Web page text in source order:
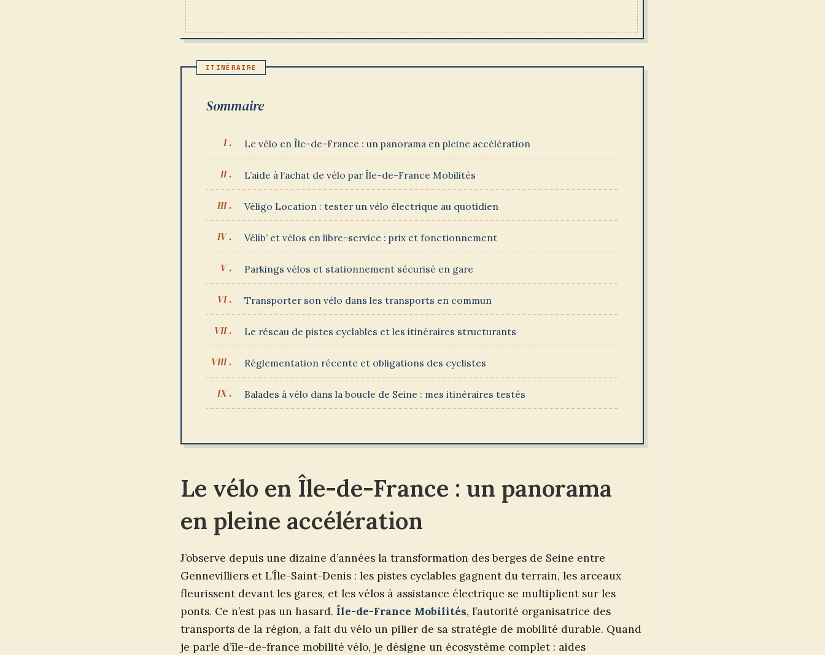
Sommaire
Le vélo en Île-de-France : un panorama en pleine accélération
L’aide à l’achat de vélo par Île-de-France Mobilités
Véligo Location : tester un vélo électrique au quotidien
Vélib’ et vélos en libre-service : prix et fonctionnement
Parkings vélos et stationnement sécurisé en gare
Transporter son vélo dans les transports en commun
Le réseau de pistes cyclables et les itinéraires structurants
Réglementation récente et obligations des cyclistes
Balades à vélo dans la boucle de Seine : mes itinéraires testés
Le vélo en Île-de-France : un panorama
en pleine accélération
J’observe depuis une dizaine d’années la transformation des berges de Seine entre
Gennevilliers et L’Île-Saint-Denis : les pistes cyclables gagnent du terrain, les arceaux
fleurissent devant les gares, et les vélos à assistance électrique se multiplient sur les
ponts. Ce n’est pas un hasard. Île-de-France Mobilités, l’autorité organisatrice des
transports de la région, a fait du vélo un pilier de sa stratégie de mobilité durable. Quand
je parle d’île-de-france mobilité vélo, je désigne un écosystème complet : aides